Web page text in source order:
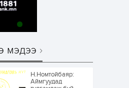
мэдээ
Н.Номтойбаяр:
Аймгуудад